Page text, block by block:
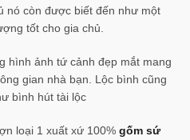
nó còn được biết đến như một
tốt cho gia chủ.
hình ảnh tứ cảnh đẹp mắt mang
gian nhà bạn. Lộc bình cũng
bình hút tài lộc
loại 1 xuất xứ 100% gốm sứ